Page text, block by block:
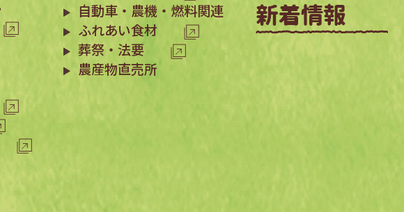
自動車・農機・燃料関連
ふれあい食材
葬祭・法要
農産物直売所